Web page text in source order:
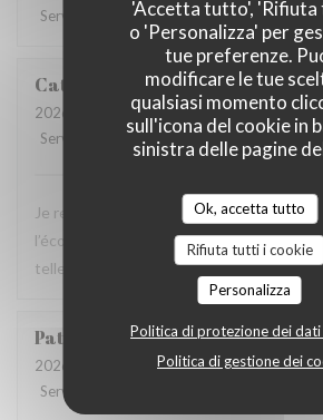
'Accetta tutto',
o 'Personalizza' per
tue preferenze.
modificare le tue
qualsiasi momento
sull'icona del cookie in
sinistra delle pagine
Ok, accetta tutto
Rifiuta tutti i cookie
Personalizza
Politica di protezione dei
Politica di gestione dei
Servizio
Atmosfera 5/5 Cucina:5/5
Catherine
2026-07-30
- 19:00 - Ospiti 4
Servizio
Atmosfera: 5/5 Cucina: 5/5
Je recommande vivement ce resto pour
l’écoute des restaurateurs. Les plats sont
tellement généreux. Tout est frais,
Patrick
2026-08-02
- 12:30 - Ospiti 5
Servizio